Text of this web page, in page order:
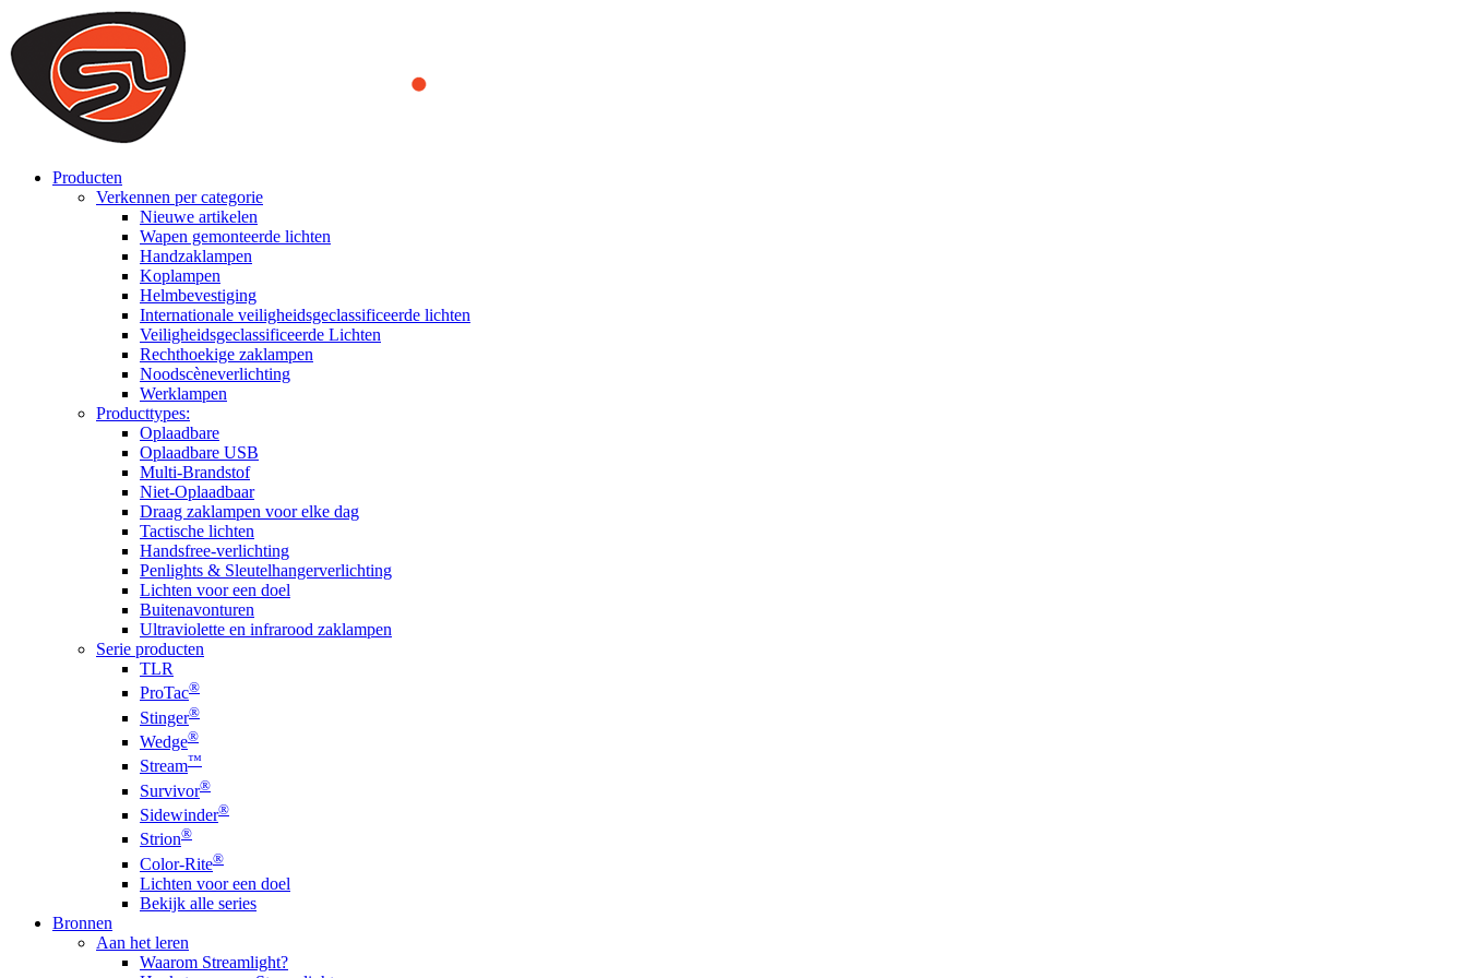
We use cookies to ensure that we provide you the best experience on our website. By continuing to browse this website, you accept that cookies are used to help us analyze how the website is used and to offer
you a better experience. To learn more or to find out how you can disable cookies, you can access our
ACCEPT AND CLOSE
Producten
Verkennen per categorie
Nieuwe artikelen
Wapen gemonteerde lichten
Handzaklampen
Koplampen
Helmbevestiging
Internationale veiligheidsgeclassificeerde lichten
Veiligheidsgeclassificeerde Lichten
Rechthoekige zaklampen
Noodscèneverlichting
Werklampen
Producttypes:
Oplaadbare
Oplaadbare USB
Multi-Brandstof
Niet-Oplaadbaar
Draag zaklampen voor elke dag
Tactische lichten
Handsfree-verlichting
Penlights & Sleutelhangerverlichting
Lichten voor een doel
Buitenavonturen
Ultraviolette en infrarood zaklampen
Serie producten
TLR
ProTac®
Stinger®
Wedge®
Stream™
Survivor®
Sidewinder®
Strion®
Color-Rite®
Lichten voor een doel
Bekijk alle series
Bronnen
Aan het leren
Waarom Streamlight?